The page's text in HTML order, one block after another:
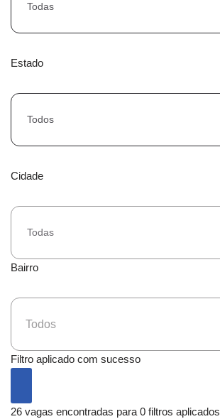
Todas
Estado
Todos
Cidade
Todas
Bairro
Todos
Filtro aplicado com sucesso
26 vagas encontradas para 0 filtros aplicados